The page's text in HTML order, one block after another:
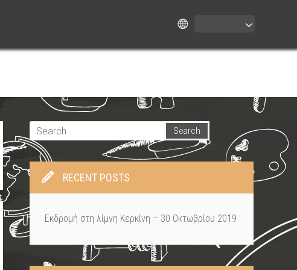
RECENT POSTS
Εκδρομή στη λίμνη Κερκίνη – 30 Οκτωβρίου 2019